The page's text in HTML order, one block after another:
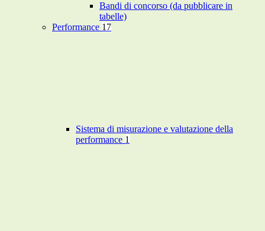
Bandi di concorso (da pubblicare in
tabelle)
Performance 17
Sistema di misurazione e valutazione della
performance 1